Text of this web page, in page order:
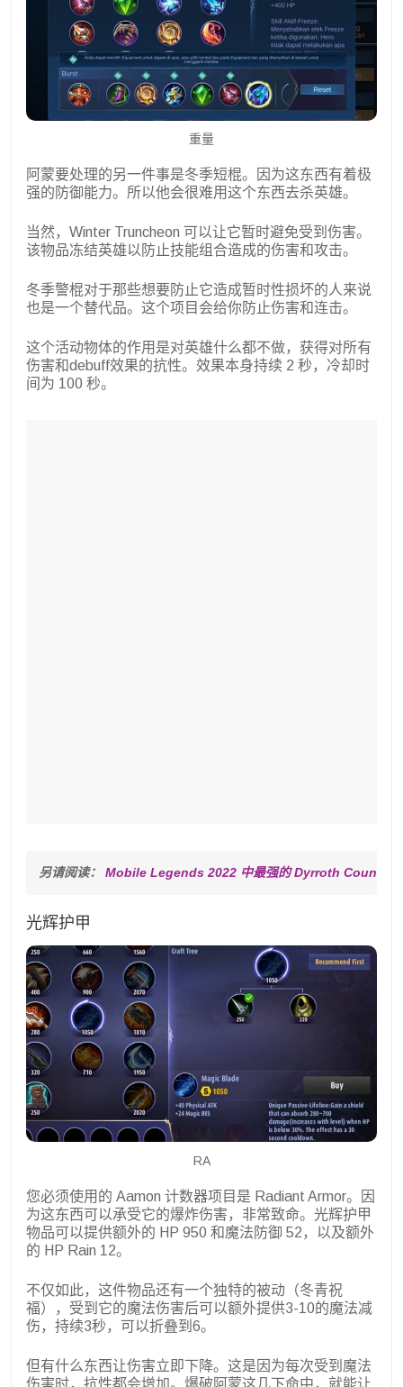
重量
阿蒙要处理的另一件事是冬季短棍。因为这东西有着极
强的防御能力。所以他会很难用这个东西去杀英雄。
当然，Winter Truncheon 可以让它暂时避免受到伤害。
该物品冻结英雄以防止技能组合造成的伤害和攻击。
冬季警棍对于那些想要防止它造成暂时性损坏的人来说
也是一个替代品。这个项目会给你防止伤害和连击。
这个活动物体的作用是对英雄什么都不做，获得对所有
伤害和debuff效果的抗性。效果本身持续 2 秒，冷却时
间为 100 秒。
另请阅读： Mobile Legends 2022 中最强的 Dyrroth Counter
光辉护甲
RA
您必须使用的 Aamon 计数器项目是 Radiant Armor。因
为这东西可以承受它的爆炸伤害，非常致命。光辉护甲
物品可以提供额外的 HP 950 和魔法防御 52，以及额外
的 HP Rain 12。
不仅如此，这件物品还有一个独特的被动（冬青祝
福），受到它的魔法伤害后可以额外提供3-10的魔法减
伤，持续3秒，可以折叠到6。
但有什么东西让伤害立即下降。这是因为每次受到魔法
伤害时，抗性都会增加。爆破阿蒙这几下命中，就能让